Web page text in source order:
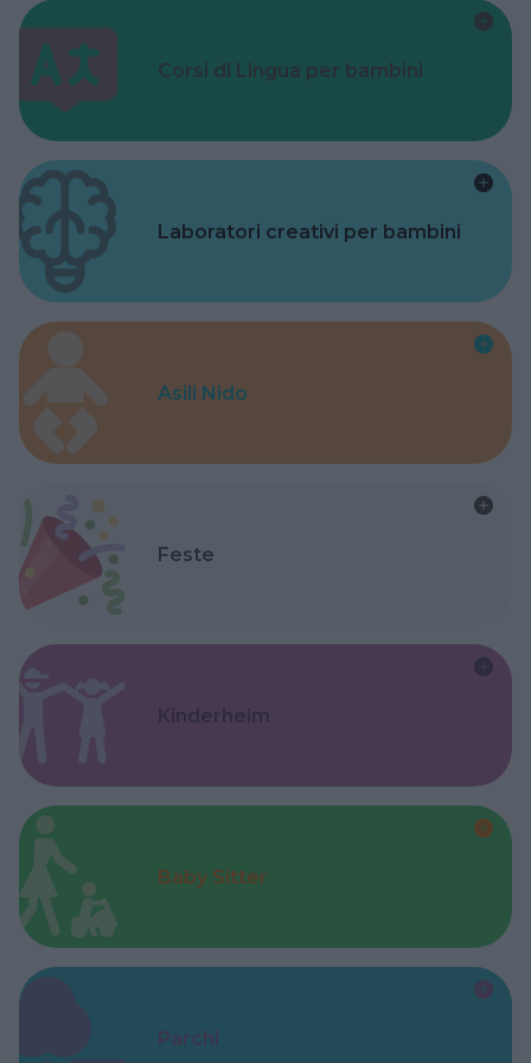
Corsi di Lingua per bambini
Laboratori creativi per bambini
Asili Nido
Feste
Kinderheim
Baby Sitter
Parchi